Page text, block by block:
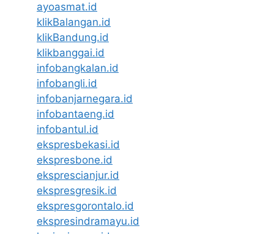
ayoasmat.id
klikBalangan.id
klikBandung.id
klikbanggai.id
infobangkalan.id
infobangli.id
infobanjarnegara.id
infobantaeng.id
infobantul.id
ekspresbekasi.id
ekspresbone.id
eksprescianjur.id
ekspresgresik.id
ekspresgorontalo.id
ekspresindramayu.id